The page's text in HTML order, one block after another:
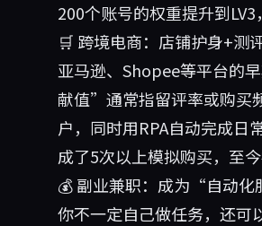
200个账号的权重提升到LV3
🛒 跨境电商：店铺护身+测
亚马逊、Shopee等平台的
献值”通常指留评率或购买
户，同时用RPA自动完成日
成了5次以上模拟购买，至
💰 副业兼职：成为“自动化
你不一定自己做任务，还可